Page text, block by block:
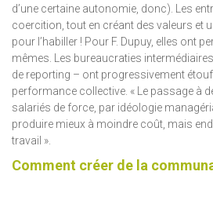
d’une certaine autonomie, donc). Les
coercition, tout en créant des valeurs et
pour l’habiller ! Pour F. Dupuy, elles ont
mêmes. Les bureaucraties
de reporting – ont progressivement
performance collective. « Le passage à
salariés de force, par idéologie
produire mieux à moindre coût, mais
travail ».
Comment créer de la